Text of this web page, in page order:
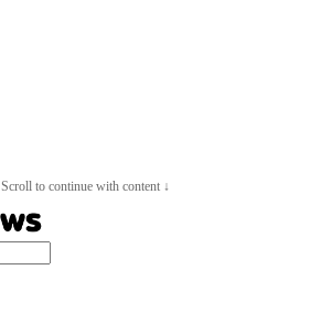
Scroll to continue with content ↓